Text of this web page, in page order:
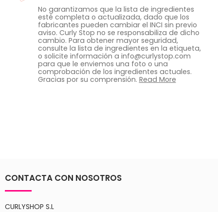
No garantizamos que la lista de ingredientes
esté completa o actualizada, dado que los
fabricantes pueden cambiar el INCI sin previo
aviso. Curly Stop no se responsabiliza de dicho
cambio. Para obtener mayor seguridad,
consulte la lista de ingredientes en la etiqueta,
o solicite información a info@curlystop.com
para que le enviemos una foto o una
comprobación de los ingredientes actuales.
Gracias por su comprensión. Read More
CONTACTA CON NOSOTROS
CURLYSHOP S.L